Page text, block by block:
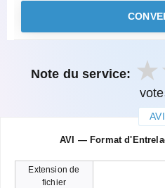
Note du service:
AVI
AVI — Format
Extension de
fichier